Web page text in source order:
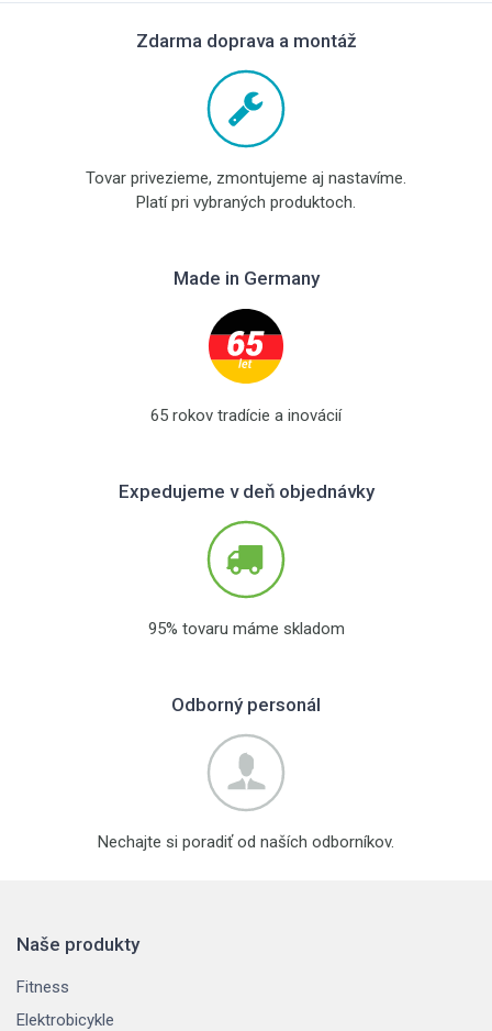
Zdarma doprava a montáž
Tovar privezieme, zmontujeme aj nastavíme.
Platí pri vybraných produktoch.
Made in Germany
65 rokov tradície a inovácií
Expedujeme v deň objednávky
95% tovaru máme skladom
Odborný personál
Nechajte si poradiť od naších odborníkov.
Naše produkty
Fitness
Elektrobicykle